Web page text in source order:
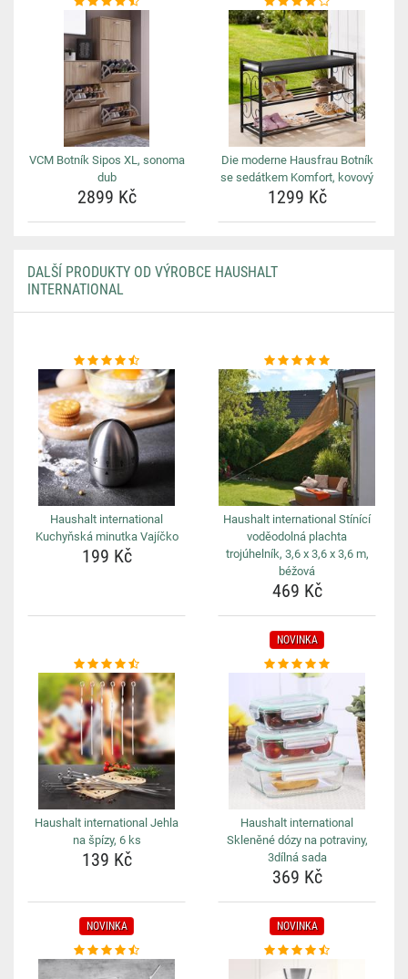
VCM Botník Sipos XL, sonoma
dub
2899 Kč
Die moderne Hausfrau Botník
se sedátkem Komfort, kovový
1299 Kč
DALŠÍ PRODUKTY OD VÝROBCE HAUSHALT
INTERNATIONAL
Haushalt international
Kuchyňská minutka Vajíčko
199 Kč
Haushalt international Stínící
voděodolná plachta
trojúhelník, 3,6 x 3,6 x 3,6 m,
béžová
469 Kč
Haushalt international Jehla
na špízy, 6 ks
139 Kč
NOVINKA
Haushalt international
Skleněné dózy na potraviny,
3dílná sada
369 Kč
NOVINKA NOVINKA